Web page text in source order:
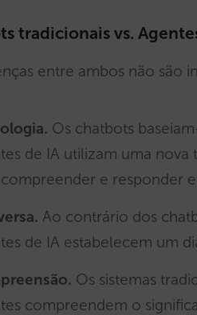
tradicionais vs.
entre ambos não são
Os chatbots
de IA utilizam uma nova
e responder
Ao contrário dos
de IA estabelecem um
Os sistemas
compreendem o